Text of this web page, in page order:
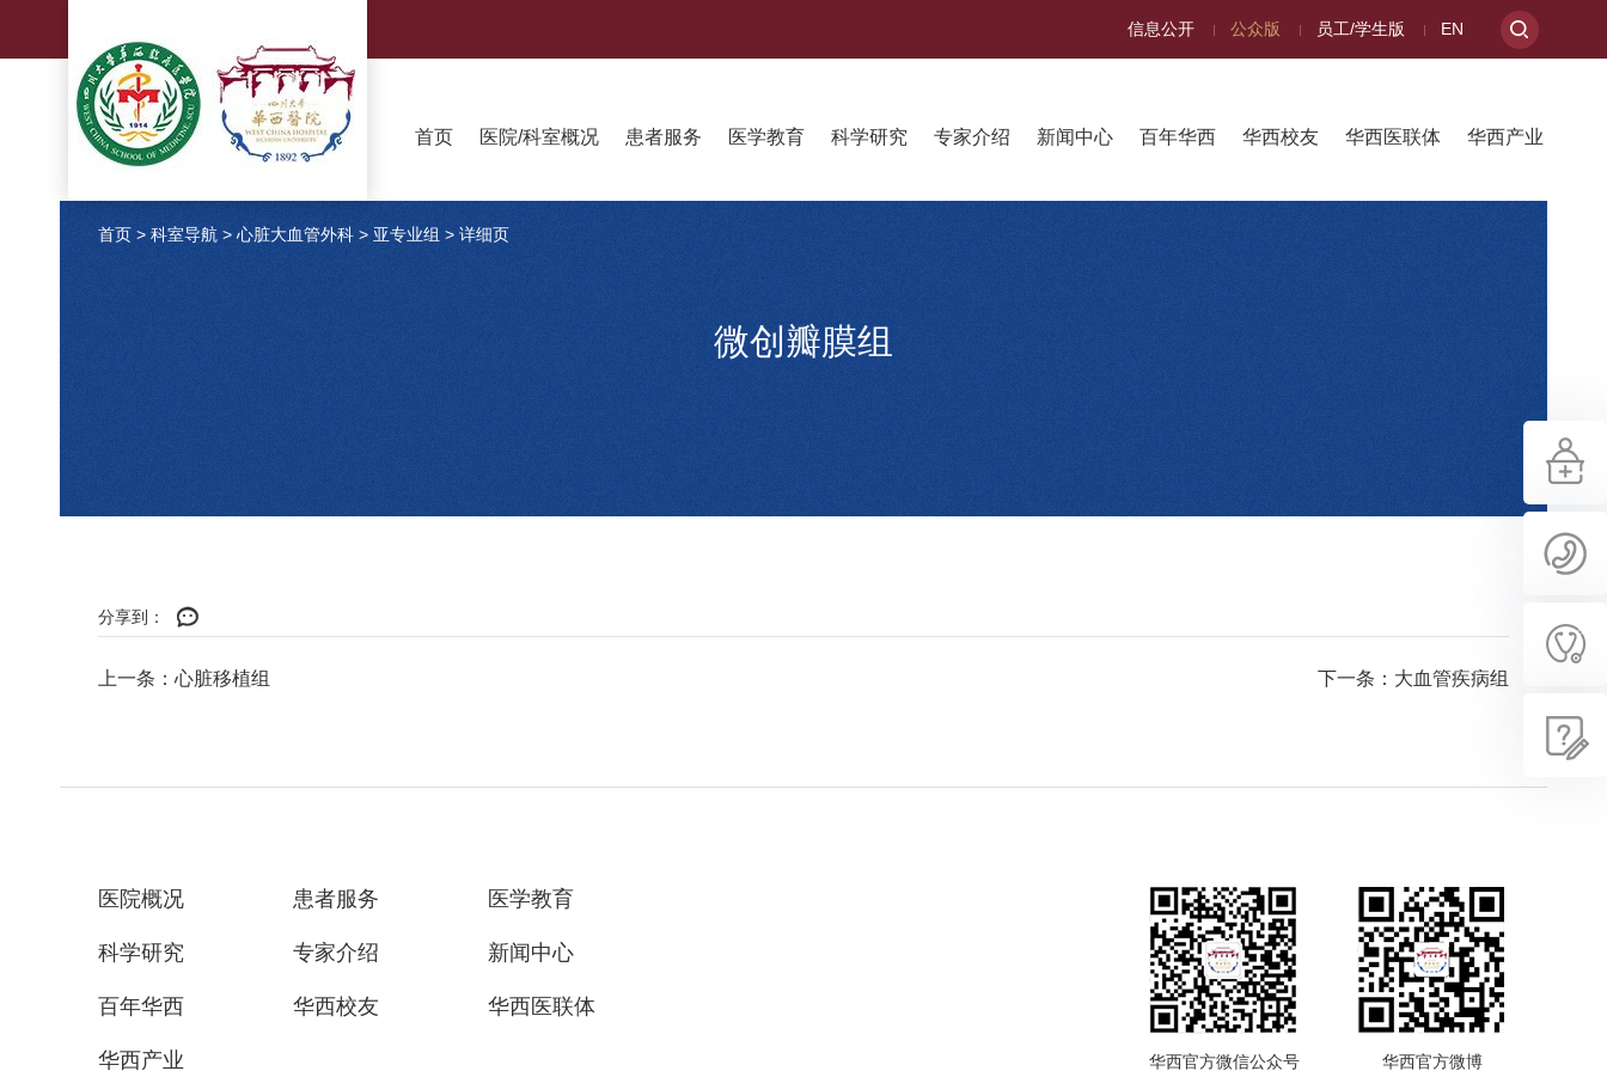
信息公开 公众版 员工/学生版 EN
首页 医院/科室概况 患者服务 医学教育 科学研究 专家介绍 新闻中心 百年华西 华西校友 华西医联体 华西产业
首页 > 科室导航 > 心脏大血管外科 > 亚专业组 > 详细页
微创瓣膜组
分享到：
上一条：心脏移植组 下一条：大血管疾病组
医院概况 患者服务 医学教育
科学研究 专家介绍 新闻中心
百年华西 华西校友 华西医联体
华西产业 华西官方微信公众号 华西官方微博